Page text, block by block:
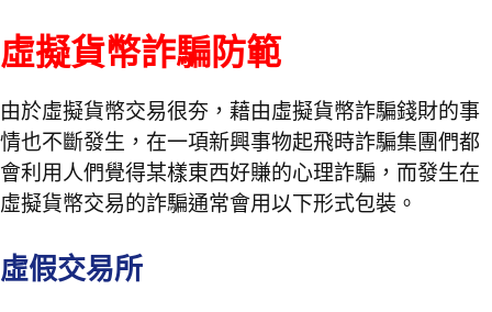
虛擬貨幣詐騙防範
由於虛擬貨幣交易很夯，藉由虛擬貨幣詐騙錢財的事
情也不斷發生，在一項新興事物起飛時詐騙集團們都
會利用人們覺得某樣東西好賺的心理詐騙，而發生在
虛擬貨幣交易的詐騙通常會用以下形式包裝。
虛假交易所